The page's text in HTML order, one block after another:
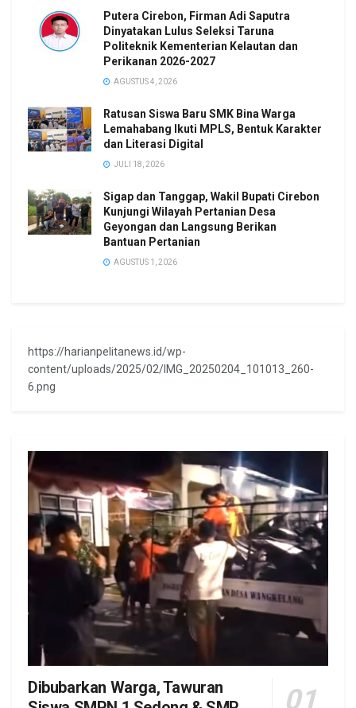
Putera Cirebon, Firman Adi Saputra
Dinyatakan Lulus Seleksi Taruna
Politeknik Kementerian Kelautan dan
Perikanan 2026-2027
AGUSTUS 4, 2026
Ratusan Siswa Baru SMK Bina Warga
Lemahabang Ikuti MPLS, Bentuk Karakter
dan Literasi Digital
JULI 18, 2026
Sigap dan Tanggap, Wakil Bupati Cirebon
Kunjungi Wilayah Pertanian Desa
Geyongan dan Langsung Berikan
Bantuan Pertanian
AGUSTUS 1, 2026
https://harianpelitanews.id/wp-
content/uploads/2025/02/IMG_20250204_101013_260-
6.png
Dibubarkan Warga, Tawuran